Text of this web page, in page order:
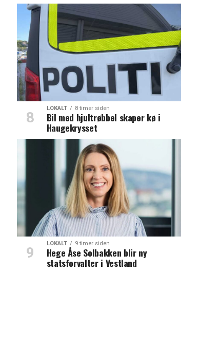
LOKALT 8 timer siden
Bil med hjultrøbbel skaper kø i
Haugekrysset
LOKALT 9 timer siden
Hege Åse Solbakken blir ny
statsforvalter i Vestland